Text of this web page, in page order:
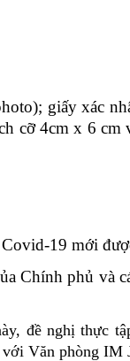
giấyxác
cỡ 4cm x 6 cm
19 mới
Chính phủ và
đề nghị thực
Văn phòng IM